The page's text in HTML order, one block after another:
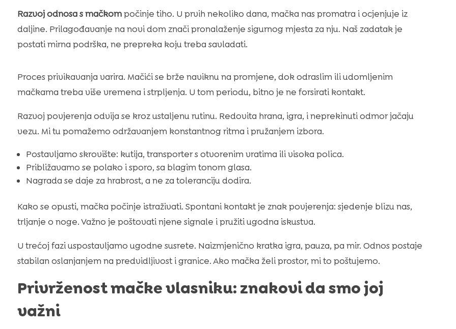
Razvoj odnosa s mačkompočinje tiho. U prvih nekoliko dana, mačka nas promatra i ocjenjuje iz
daljine. Prilagođavanje na novi dom znači pronalaženje sigurnog mjesta za nju. Naš zadatak je
postati mirna podrška, ne prepreka koju treba savladati.
Proces privikavanja varira. Mačići se brže naviknu na promjene, dok odraslim ili udomljenim
mačkama treba više vremena i strpljenja. U tom periodu, bitno je ne forsirati kontakt.
Razvoj povjerenja odvija se kroz ustaljenu rutinu. Redovita hrana, igra, i neprekinuti odmor jačaju
vezu. Mi tu pomažemo održavanjem konstantnog ritma i pružanjem izbora.
Postavljamo skrovište: kutija, transporter s otvorenim vratima ili visoka polica.
Približavamo se polako i sporo, sa blagim tonom glasa.
Nagrada se daje za hrabrost, a ne za toleranciju dodira.
Kako se opusti, mačka počinje istraživati. Spontani kontakt je znak povjerenja: sjedenje blizu nas,
trljanje o noge. Važno je poštovati njene signale i pružiti ugodna iskustva.
U trećoj fazi uspostavljamo ugodne susrete. Naizmjenično kratka igra, pauza, pa mir. Odnos postaje
stabilan oslanjanjem na predvidljivost i granice. Ako mačka želi prostor, mi to poštujemo.
Privrženost mačke vlasniku: znakovi da smo joj
važni